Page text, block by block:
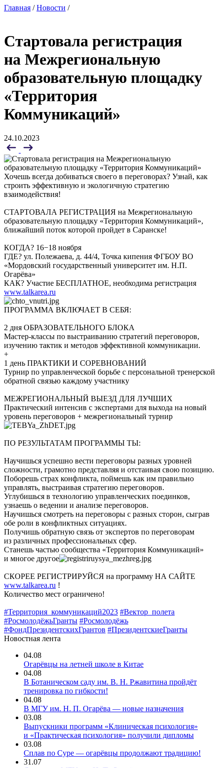
Главная /Новости /
Стартовала регистрация
на Межрегиональную
образовательную площадку
«Территория
Коммуникаций»
24.10.2023
Хочешь всегда добиваться своего в переговорах? Узнай, как
строить эффективную и экологичную стратегию
взаимодействия!
СТАРТОВАЛА РЕГИСТРАЦИЯ на Межрегиональную
образовательную площадку «Территория Коммуникаций»,
ближайший поток которой пройдет в Саранске!
КОГДА? 16−18 ноября
ГДЕ? ул. Полежаева, д. 44/4, Точка кипения ФГБОУ ВО
«Мордовский государственный университет им. Н.П.
Огарёва»
КАК? Участие БЕСПЛАТНОЕ, необходима регистрация
www.talkarea.ru
ПРОГРАММА ВКЛЮЧАЕТ В СЕБЯ:
2 дня ОБРАЗОВАТЕЛЬНОГО БЛОКА
Мастер-классы по выстраиванию стратегий переговоров,
изучению тактик и методов эффективной коммуникации.
+
1 день ПРАКТИКИ И СОРЕВНОВАНИЙ
Турнир по управленческой борьбе с персональной тренерской
обратной связью каждому участнику
МЕЖРЕГИОНАЛЬНЫЙ ВЫЕЗД ДЛЯ ЛУЧШИХ
Практический интенсив с экспертами для выхода на новый
уровень переговоров + межрегиональный турнир
ПО РЕЗУЛЬТАТАМ ПРОГРАММЫ ТЫ:
Научишься успешно вести переговоры разных уровней
сложности, грамотно представляя и отстаивая свою позицию.
Поборешь страх конфликта, поймешь как им правильно
управлять, выстраивая стратегию переговоров.
Углубишься в технологию управленческих поединков,
узнаешь о ведении и анализе переговоров.
Научишься смотреть на переговоры с разных сторон, сыграв
обе роли в конфликтных ситуациях.
Получишь обратную связь от экспертов по переговорам
из различных профессиональных сфер.
Станешь частью сообщества «Территория Коммуникаций»
и многое другое
СКОРЕЕ РЕГИСТРИРУЙСЯ на программу НА САЙТЕ
www.talkarea.ru !
Количество мест ограничено!
#Территория_коммуникаций2023 #Вектор_полета
#РосмолодёжьГранты #Росмолодёжь
#ФондПрезидентскихГрантов #ПрезидентскиеГранты
Новостная лента
04.08
Огарёвцы на летней школе в Китае
04.08
В Ботаническом саду им. В. Н. Ржавитина пройдёт
тренировка по гибкости!
04.08
В МГУ им. Н. П. Огарёва — новые назначения
03.08
Выпускники программ «Клиническая психология»
и «Практическая психология» получили дипломы
03.08
Сплав по Суре — огарёвцы продолжают традицию!
31.07